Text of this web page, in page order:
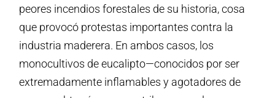
peores incendios forestales de su historia, cosa
que provocó protestas importantes contra la
industria maderera. En ambos casos, los
monocultivos de eucalipto—conocidos por ser
extremadamente inflamables y agotadores de